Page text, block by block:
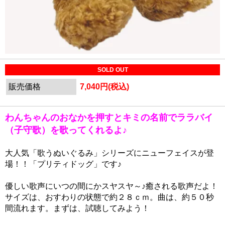
SOLD OUT
販売価格 7,040円(税込)
わんちゃんのおなかを押すとキミの名前でララバイ
（子守歌）を歌ってくれるよ♪
大人気「歌うぬいぐるみ」シリーズにニューフェイスが登
場！！「プリティドッグ」です♪
優しい歌声にいつの間にかスヤスヤ～♪癒される歌声だよ！
サイズは、おすわりの状態で約２８ｃｍ。曲は、約５０秒
間流れます。まずは、試聴してみよう！